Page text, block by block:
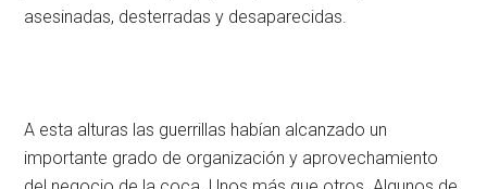
asesinadas, desterradas y desaparecidas.
A esta alturas las guerrillas habían alcanzado un
importante grado de organización y aprovechamiento